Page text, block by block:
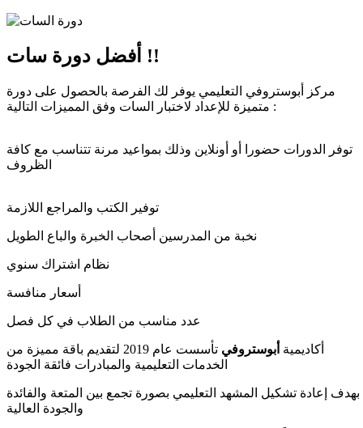
أفضل دورة سات !!
مركز أبوستروفي التعليمي يوفر لك الفرصة بالحصول على دورة
متميزة للإعداد لاختبار السات وفق المميزات التالية :
توفر الدورات حضورا أو أونلاين وذلك بمواعيد مرنة تتناسب مع كافة
الظروف
توفير الكتب والمراجع اللازمة
نظام اشتراك سنوي
أسعار منافسة
أكاديمية أبوستروفي
تأسست عام 2019 لتقديم باقة مميزة من
الخدمات التعليمية والمبادرات فائقة الجودة
بهدف إعادة تشكيل المشهد التعليمي بصورة تجمع بين المتعة والفائدة
والجودة العالية